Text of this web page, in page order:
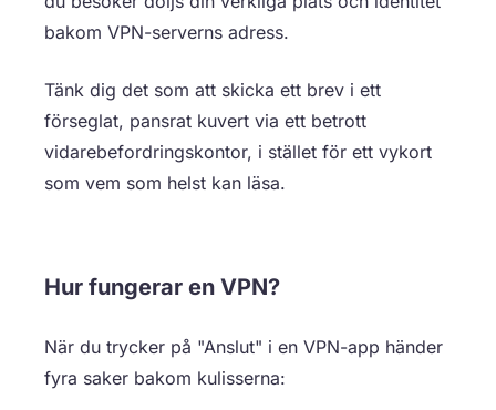
bakom VPN-serverns adress.
Tänk dig det som att skicka ett brev i ett
förseglat, pansrat kuvert via ett betrott
vidarebefordringskontor, i stället för ett vykort
som vem som helst kan läsa.
Hur fungerar en VPN?
När du trycker på "Anslut" i en VPN-app händer
fyra saker bakom kulisserna: